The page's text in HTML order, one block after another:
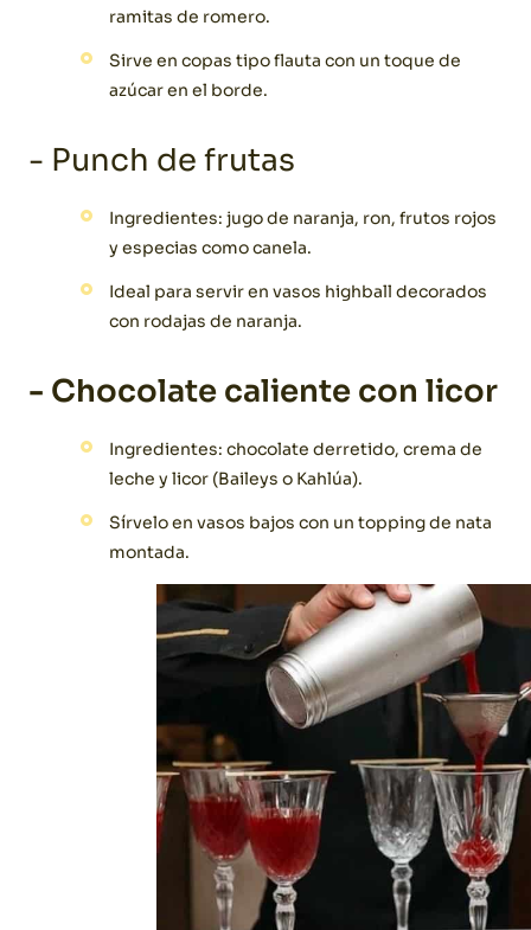
ramitas de romero.
Sirve en copas tipo flauta con un toque de
azúcar en el borde.
- Punch de frutas
Ingredientes: jugo de naranja, ron, frutos rojos
y especias como canela.
Ideal para servir en vasos highball decorados
con rodajas de naranja.
- Chocolate caliente con licor
Ingredientes: chocolate derretido, crema de
leche y licor (Baileys o Kahlúa).
Sírvelo en vasos bajos con un topping de nata
montada.